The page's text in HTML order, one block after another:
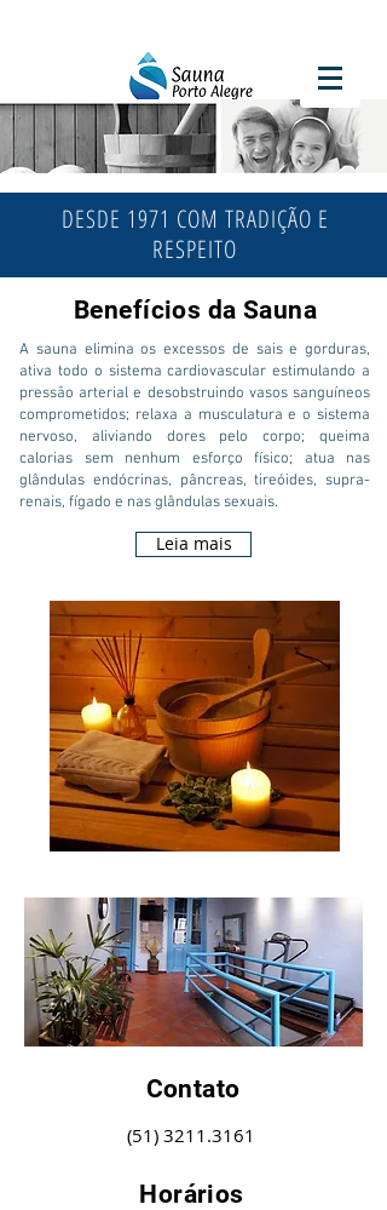
DESDE 1971 COM TRADIÇÃO E
RESPEITO
Benefícios da Sauna
A sauna elimina os excessos de sais e gorduras,
ativa todo o sistema cardiovascular estimulando a
pressão arterial e desobstruindo vasos sanguíneos
comprometidos; relaxa a musculatura e o sistema
nervoso, aliviando dores pelo corpo; queima
calorias sem nenhum esforço físico; atua nas
glândulas endócrinas, pâncreas, tireóides, supra-
renais, fígado e nas glândulas sexuais.
Leia mais
Contato
(51) 3211.3161
Horários